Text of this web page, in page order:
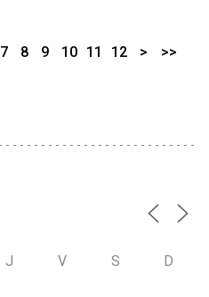
7 8 9 10 11 12 > >>
J V S D